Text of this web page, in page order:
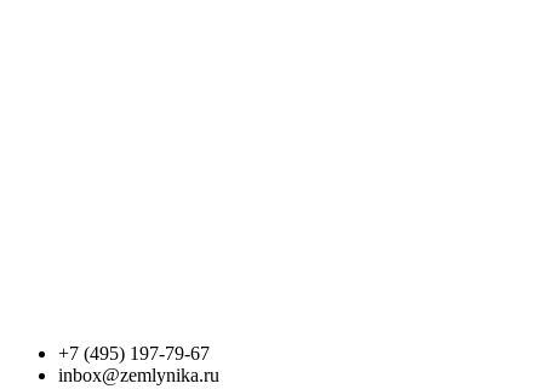
+7 (495) 197-79-67
inbox@zemlynika.ru